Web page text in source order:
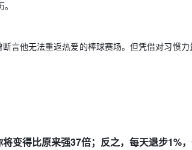
言他无法重返热爱的棒球赛场。但凭借对习惯
将变得比原来强37倍；反之，每天退步1%